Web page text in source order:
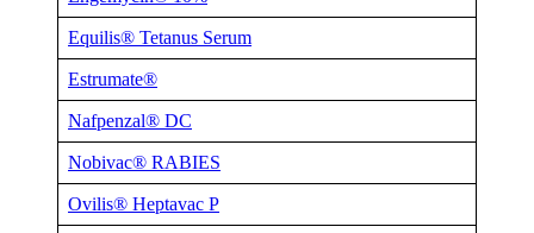
Equilis® Tetanus Serum
Estrumate®
Nafpenzal® DC
Nobivac® RABIES
Ovilis® Heptavac P